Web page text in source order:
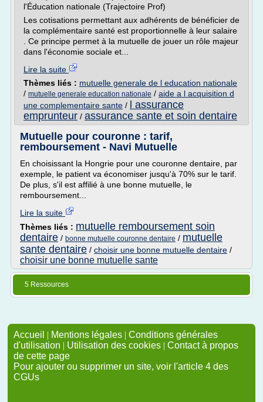
l'Éducation nationale (Trajectoire Prof)
Les cotisations permettant aux adhérents de bénéficier de
la complémentaire santé est proportionnelle à leur salaire
. Ce principe permet à la mutuelle de jouer un rôle majeur
dans l'économie sociale et...
Lire la suite
Thèmes liés : mutuelle generale de l education nationale
/ mutuelle generale education nationale / aide a l acquisition d
une complementaire sante /
l assurance
emprunteur / assurance sante et soin dentaire
Mutuelle pour couronne : tarif,
remboursement - Navi Mutuelle
En choisissant la Hongrie pour une couronne dentaire, par
exemple, le patient va économiser jusqu'à 70% sur le tarif.
De plus, s'il est affilié à une bonne mutuelle, le
remboursement...
Lire la suite
Thèmes liés : mutuelle remboursement soin
dentaire / bonne mutuelle couronne dentaire / mutuelle
sante dentaire / choisir une bonne mutuelle dentaire /
choisir une bonne mutuelle sante
5 Ressources
Accueil | Mentions légales | Conditions générales
d'utilisation | Utilisation des cookies | Contact à propos
de cette page
Pour ajouter ou supprimer un site, voir l'article 4 des
CGUs